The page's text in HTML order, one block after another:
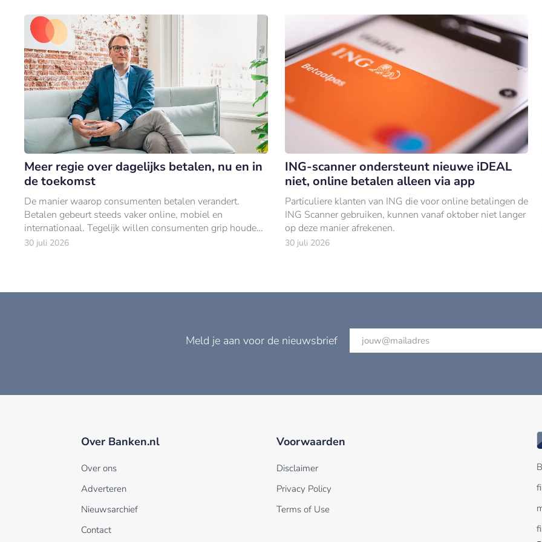
Meer regie over dagelijks betalen, nu en in
de toekomst
De manier waarop consumenten betalen verandert.
Betalen gebeurt steeds vaker online, mobiel en
internationaal. Tegelijk willen consumenten grip houden
op hun uitgaven.
30 juli 2026
ING-scanner ondersteunt nieuwe iDEAL
niet, online betalen alleen via app
Particuliere klanten van ING die voor online betalingen de
ING Scanner gebruiken, kunnen vanaf oktober niet langer
op deze manier afrekenen.
30 juli 2026
Meld je aan voor de nieuwsbrief
Over Banken.nl
Over ons
Adverteren
Nieuwsarchief
Contact
Voorwaarden
Disclaimer
Privacy Policy
Terms of Use